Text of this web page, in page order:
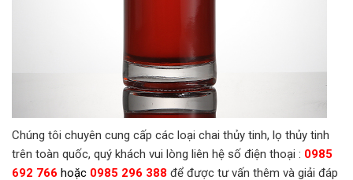
Chúng tôi chuyên cung cấp các loại chai thủy tinh, lọ thủy tinh
trên toàn quốc, quý khách vui lòng liên hệ số điện thoại : 0985
692 766 hoặc 0985 296 388 để được tư vấn thêm và giải đáp